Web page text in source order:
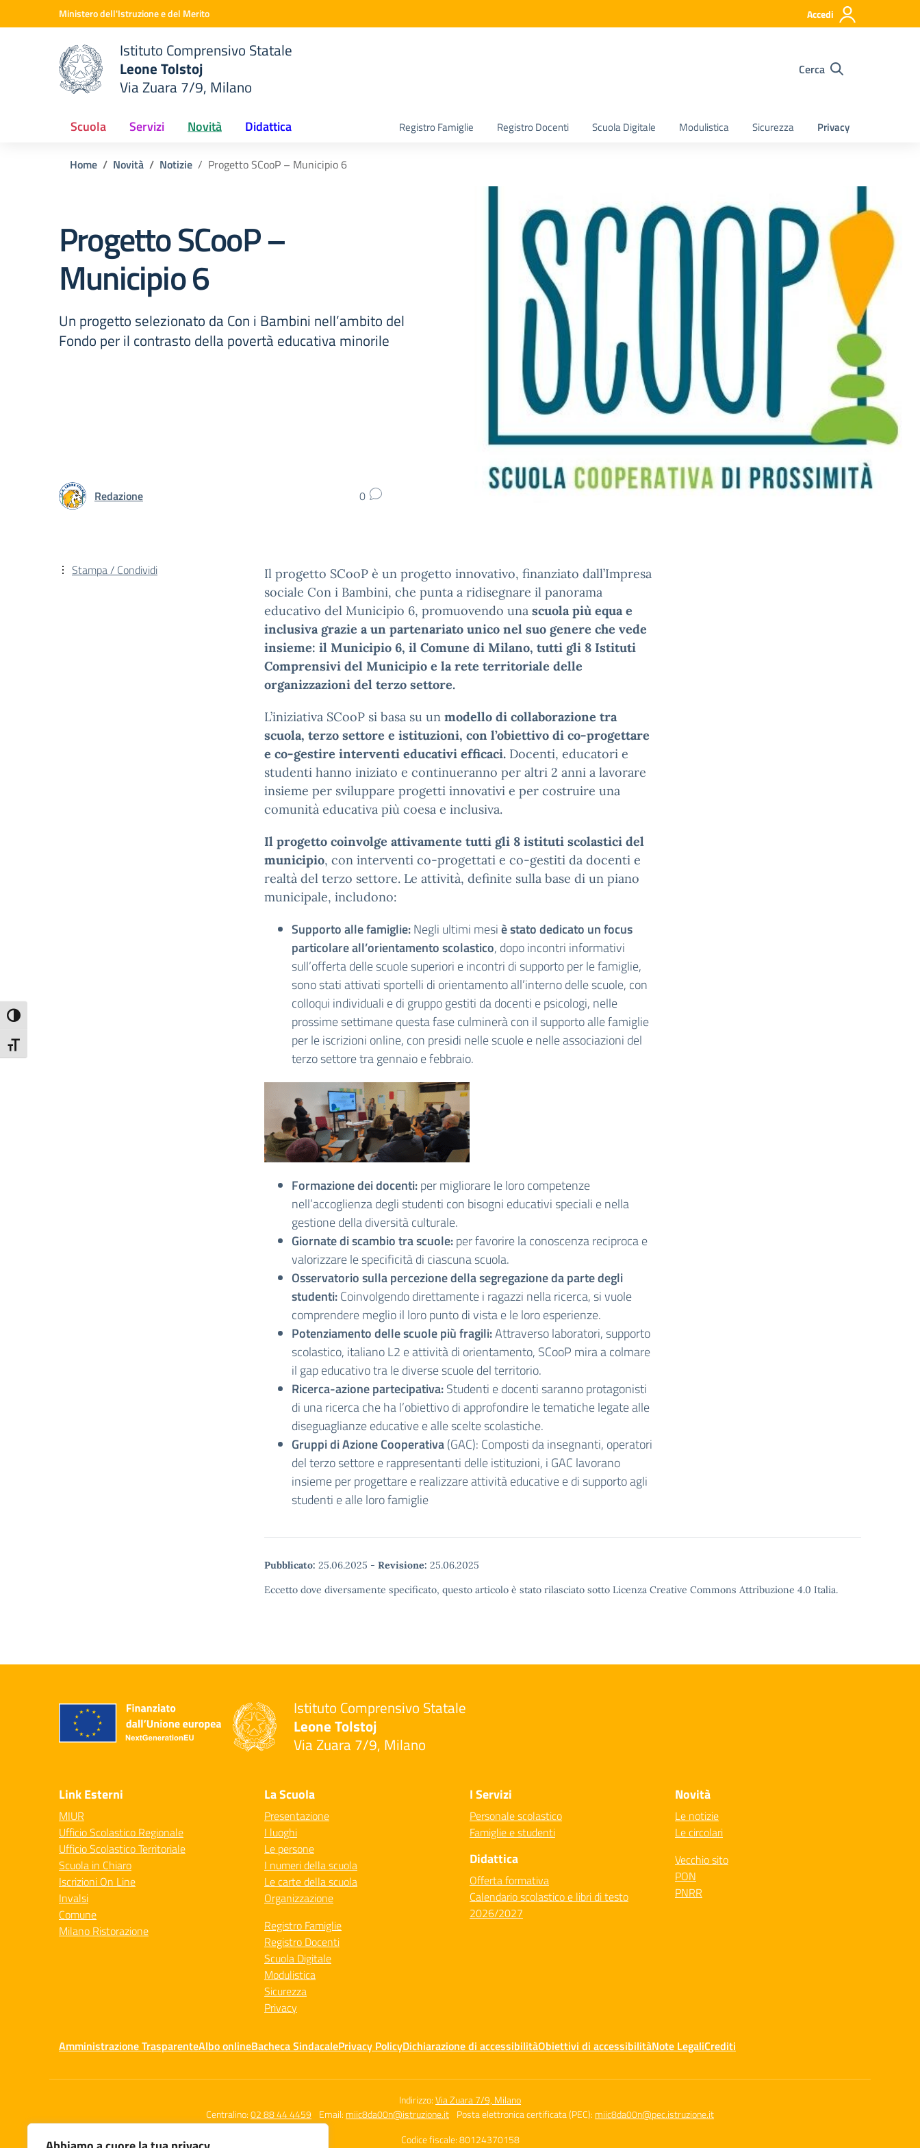
Attiva/disattiva alto contrasto
Attiva/disattiva dimensione testo
Vai ai contenuti
Vai al menu di navigazioneMinistero dell'Istruzione e del Merito Accedi
scuola
Istituto Comprensivo Statale
Leone Tolstoj
Via Zuara 7/9, Milano
Cerca
Scuola Servizi Novità Didattica Registro Famiglie Registro Docenti Scuola Digitale Modulistica Sicurezza Privacy
Home Novità Notizie Progetto SCooP – Municipio 6
Progetto SCooP –
Municipio 6
Un progetto selezionato da Con i Bambini nell’ambito del
Fondo per il contrasto della povertà educativa minorile
Redazione 0
Il progetto SCooP è un progetto innovativo, finanziato dall’Impresa
sociale Con i Bambini, che punta a ridisegnare il panorama
educativo del Municipio 6, promuovendo una scuola più equa e
inclusiva grazie a un partenariato unico nel suo genere che vede
insieme: il Municipio 6, il Comune di Milano, tutti gli 8 Istituti
Comprensivi del Municipio e la rete territoriale delle
organizzazioni del terzo settore.
L’iniziativa SCooP si basa su un modello di collaborazione tra
scuola, terzo settore e istituzioni, con l’obiettivo di co-progettare
e co-gestire interventi educativi efficaci. Docenti, educatori e
studenti hanno iniziato e continueranno per altri 2 anni a lavorare
insieme per sviluppare progetti innovativi e per costruire una
comunità educativa più coesa e inclusiva.
Il progetto coinvolge attivamente tutti gli 8 istituti scolastici del
municipio, con interventi co-progettati e co-gestiti da docenti e
realtà del terzo settore. Le attività, definite sulla base di un piano
municipale, includono:
Supporto alle famiglie:Negli ultimi mesiè stato dedicato un focus
particolare all’orientamento scolastico, dopo incontri informativi
sull’offerta delle scuole superiori e incontri di supporto per le famiglie,
sono stati attivati sportelli di orientamento all’interno delle scuole, con
colloqui individuali e di gruppo gestiti da docenti e psicologi, nelle
prossime settimane questa fase culminerà con il supporto alle famiglie
per le iscrizioni online, con presidi nelle scuole e nelle associazioni del
terzo settore tra gennaio e febbraio.
Formazione dei docenti:per migliorare le loro competenze
nell’accoglienza degli studenti con bisogni educativi speciali e nella
gestione della diversità culturale.
Giornate di scambio tra scuole:per favorire la conoscenza reciproca e
valorizzare le specificità di ciascuna scuola.
Osservatorio sulla percezione della segregazione da parte degli
studenti:Coinvolgendo direttamente i ragazzi nella ricerca, si vuole
comprendere meglio il loro punto di vista e le loro esperienze.
Potenziamento delle scuole più fragili:Attraverso laboratori, supporto
scolastico, italiano L2 e attività di orientamento, SCooP mira a colmare
il gap educativo tra le diverse scuole del territorio.
Ricerca-azione partecipativa:Studenti e docenti saranno protagonisti
di una ricerca che ha l’obiettivo di approfondire le tematiche legate alle
diseguaglianze educative e alle scelte scolastiche.
Gruppi di Azione Cooperativa(GAC): Composti da insegnanti, operatori
del terzo settore e rappresentanti delle istituzioni, i GAC lavorano
insieme per progettare e realizzare attività educative e di supporto agli
studenti e alle loro famiglie
Pubblicato: 25.06.2025 - Revisione: 25.06.2025
Eccetto dove diversamente specificato, questo articolo è stato rilasciato sotto Licenza Creative Commons Attribuzione 4.0 Italia.
Stampa / Condividi
Istituto Comprensivo Statale
Leone Tolstoj
Via Zuara 7/9, Milano
Link Esterni
MIUR
Ufficio Scolastico Regionale
Ufficio Scolastico Territoriale
Scuola in Chiaro
Iscrizioni On Line
Invalsi
Comune
Milano Ristorazione
La Scuola
Presentazione
I luoghi
Le persone
I numeri della scuola
Le carte della scuola
Organizzazione
Registro Famiglie
Registro Docenti
Scuola Digitale
Modulistica
Sicurezza
Privacy
I Servizi
Personale scolastico
Famiglie e studenti
Didattica
Offerta formativa
Calendario scolastico e libri di testo
2026/2027
Novità
Le notizie
Le circolari
Vecchio sito
PON
PNRR
Amministrazione TrasparenteAlbo onlineBacheca SindacalePrivacy PolicyDichiarazione di accessibilitàObiettivi di accessibilitàNote LegaliCrediti
Indirizzo:Via Zuara 7/9, Milano
Centralino:02 88 44 4459 Email: miic8da00n@istruzione.it Posta elettronica certificata (PEC): miic8da00n@pec.istruzione.it
Codice fiscale: 80124370158